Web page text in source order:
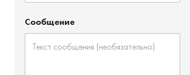
Сообщение